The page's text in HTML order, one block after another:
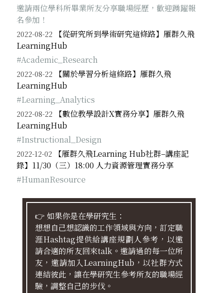
邀請兩位學科所畢業所友分享職場經歷，歡迎踴躍報
名參加！
2022-08-22
【從研究所到學術研究這條路】雁群久飛
LearningHub
#Academic_Research
2022-08-22
【關於學習分析這條路】雁群久飛
LearningHub
#Learning_Analytics
2022-08-22
【數位教學設計X實務分享】雁群久飛
LearningHub
#Instructional_Design
2022-12-02
【雁群久飛Learning Hub社群–講座記
錄】11/30（三）18:00 人力資源管理實務分享
#HumanResource
👉 如果你是在學研究生：
想想自己想認識的工作領域與方向，訂定職
涯Hashtag提供給講座規劃人參考，以邀
請合適的所友回來talk。邀請過的每一位所
友，邀請加入LearningHub，以社群方式
連結彼此，讓在學研究生參考所友的職場經
驗，調整自己的步伐。